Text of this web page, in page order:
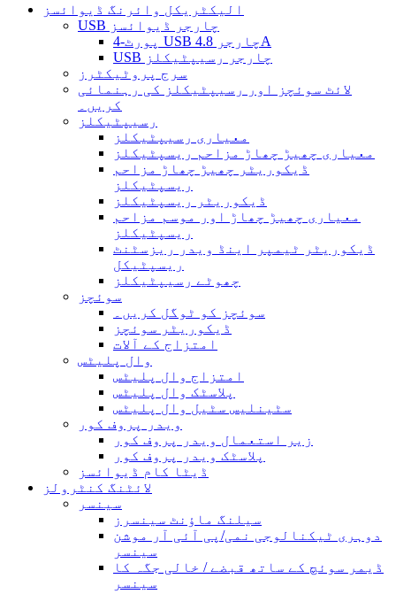
الیکٹریکل وائرنگ ڈیوائسز
USB چارجر ڈیوائسز
4-پورٹ USB چارجر 4.8A
USB چارجر رسیپٹیکلز
سرج پروٹیکٹرز
لائٹ سوئچز اور رسیپٹیکلز کی رہنمائی
کریں۔
رسیپٹیکلز
معیاری رسیپٹیکلز
معیاری چھیڑ چھاڑ مزاحم ریسپٹیکلز
ڈیکوریٹر چھیڑ چھاڑ مزاحم
ریسپٹیکلز
ڈیکوریٹر ریسپٹیکلز
معیاری چھیڑ چھاڑ اور موسم مزاحم
ریسپٹیکلز
ڈیکوریٹر ٹیمپر اینڈ ویدر ریزسٹنٹ
ریسپٹیکل
چھوٹے رسیپٹیکلز
سوئچز
سوئچز کو ٹوگل کریں۔
ڈیکوریٹر سوئچز
امتزاج کے آلات
وال پلیٹس
امتزاج وال پلیٹس
پلاسٹک وال پلیٹس
سٹینلیس سٹیل وال پلیٹس
ویدر پروف کور
زیر استعمال ویدر پروف کور
پلاسٹک ویدر پروف کور
ڈیٹا کام ڈیوائسز
لائٹنگ کنٹرولز
سینسر
سیلنگ ماؤنٹ سینسرز
دوہری ٹیکنالوجی نمی/پی آئی آر موشن
سینسر
ڈیمر سوئچ کے ساتھ قبضے / خالی جگہ کا
سینسر